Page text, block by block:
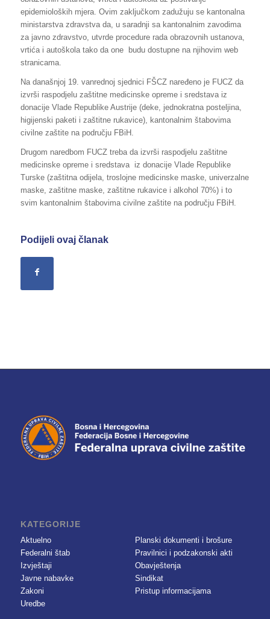
epidemioloških mjera. Ovim zaključkom zadužuju se kantonalna
ministarstva zdravstva da, u saradnji sa kantonalnim zavodima
za javno zdravstvo, utvrde procedure rada obrazovnih ustanova,
vrtića i autoškola tako da one budu dostupne na njihovim web
stranicama.
Na današnjoj 19. vanrednoj sjednici FŠCZ naređeno je FUCZ da
izvrši raspodjelu zaštitne medicinske opreme i sredstava iz
donacije Vlade Republike Austrije (deke, jednokratna posteljina,
higijenski paketi i zaštitne rukavice), kantonalnim štabovima
civilne zaštite na području FBiH.
Drugom naredbom FUCZ treba da izvrši raspodjelu zaštitne
medicinske opreme i sredstava iz donacije Vlade Republike
Turske (zaštitna odijela, troslojne medicinske maske, univerzalne
maske, zaštitne maske, zaštitne rukavice i alkohol 70%) i to
svim kantonalnim štabovima civilne zaštite na području FBiH.
Podijeli ovaj članak
KATEGORIJE
Aktuelno
Federalni štab
Izvještaji
Javne nabavke
Zakoni
Uredbe
Planski dokumenti i brošure
Pravilnici i podzakonski akti
Obavještenja
Sindikat
Pristup informacijama